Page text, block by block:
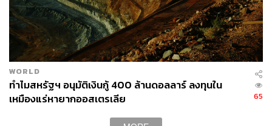
WORLD
ทำไมสหรัฐฯ อนุมัติเงินกู้ 400 ล้านดอลลาร์ ลงทุนใน
เหมืองแร่หายากออสเตรเลีย
65